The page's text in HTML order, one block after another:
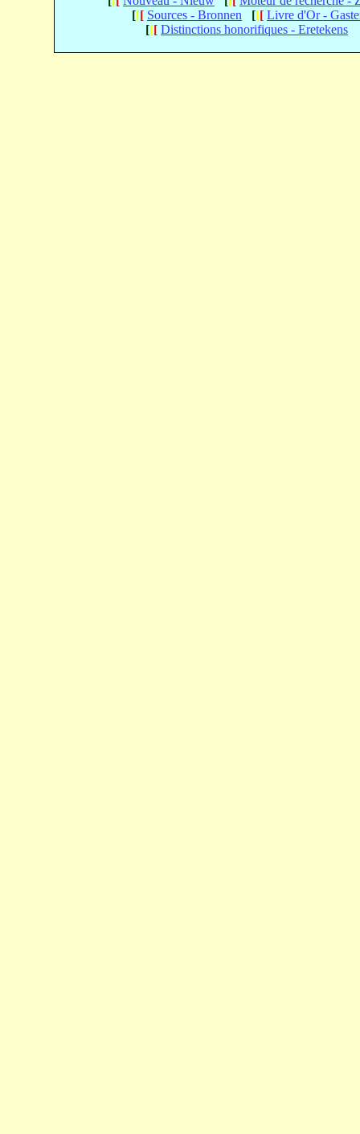
[[[ Sources - Bronnen [[[ Livre d'Or -
[[[ Distinctions honorifiques - Eretekens